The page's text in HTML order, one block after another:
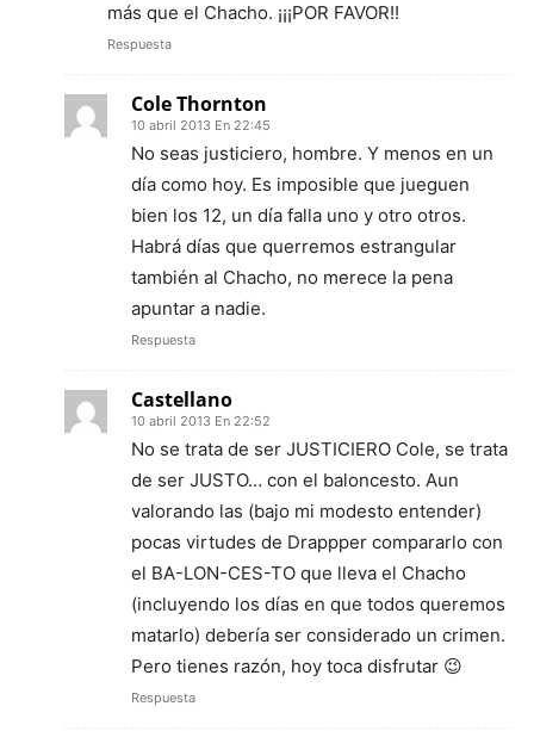
más que el Chacho. ¡¡¡POR FAVOR!!
Respuesta
Cole Thornton
10 abril 2013 En 22:45
No seas justiciero, hombre. Y menos en un
día como hoy. Es imposible que jueguen
bien los 12, un día falla uno y otro otros.
Habrá días que querremos estrangular
también al Chacho, no merece la pena
apuntar a nadie.
Respuesta
Castellano
10 abril 2013 En 22:52
No se trata de ser JUSTICIERO Cole, se trata
de ser JUSTO… con el baloncesto. Aun
valorando las (bajo mi modesto entender)
pocas virtudes de Drappper compararlo con
el BA-LON-CES-TO que lleva el Chacho
(incluyendo los días en que todos queremos
matarlo) debería ser considerado un crimen.
Pero tienes razón, hoy toca disfrutar 😉
Respuesta